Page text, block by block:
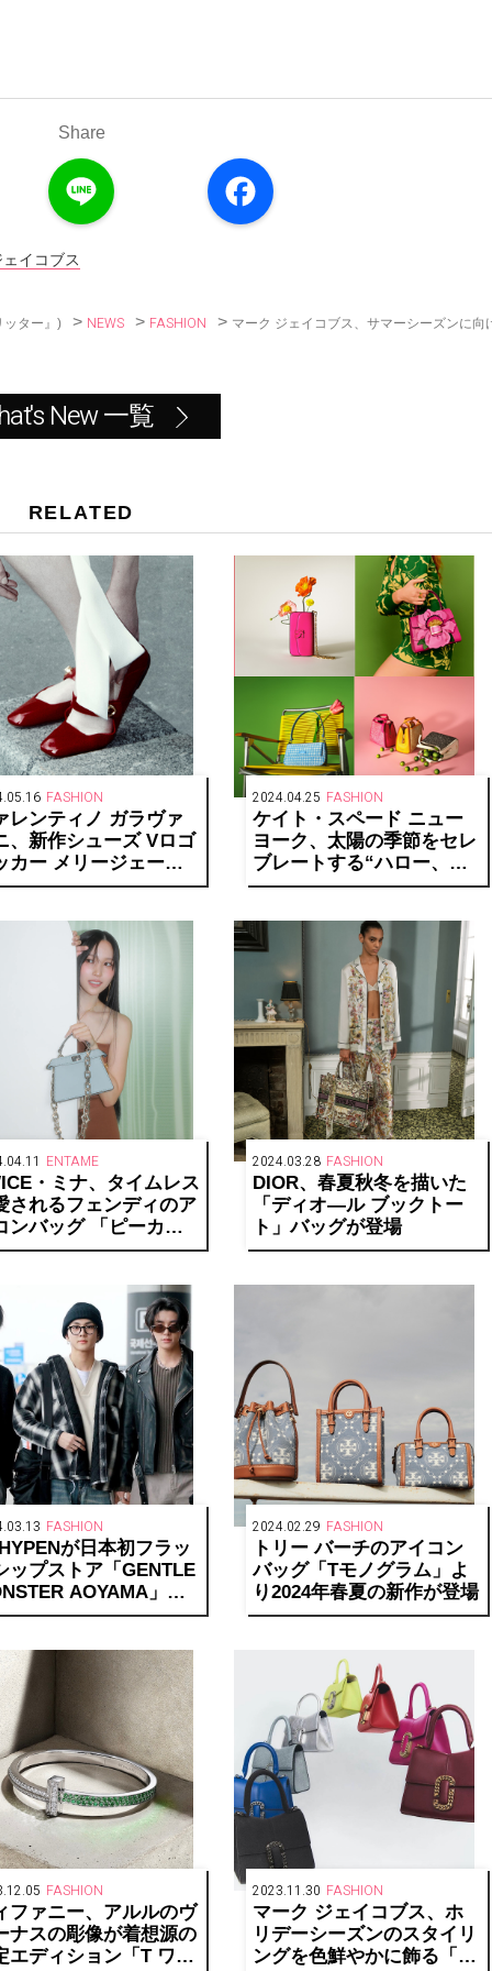
Share
イコブス
ッター』) > NEWS > FASHION > マーク ジェイコブス、サマーシーズンに向
New 一覧
RELATED
FASHION
レンティノ ガラヴァ
、新作シューズ Vロゴ
カー メリージェーン
売
2024.04.25 FASHION
ケイト・スペード ニュー
ヨーク、太陽の季節をセレ
ブレートする“ハロー、サ
マー！”コレクションを発
ENTAME
・ミナ、タイムレス
されるフェンディのア
ンバッグ 「ピーカブ
キャンペーンを祝福
2024.03.28 FASHION
DIOR、春夏秋冬を描いた
「ディオ―ル ブックトー
ト」バッグが登場
FASHION
が日本初フラッ
ップストア「GENTLE
AOYAMA」オ
ン記念に来日
2024.02.29 FASHION
トリー バーチのアイコン
バッグ「Tモノグラム」よ
り2024年春夏の新作が登場
FASHION
ファニー、アルルのヴ
ナスの彫像が着想源の
エディション「T ワン
2023.11.30 FASHION
マーク ジェイコブス、ホ
リデーシーズンのスタイリ
ングを色鮮やかに飾る「J